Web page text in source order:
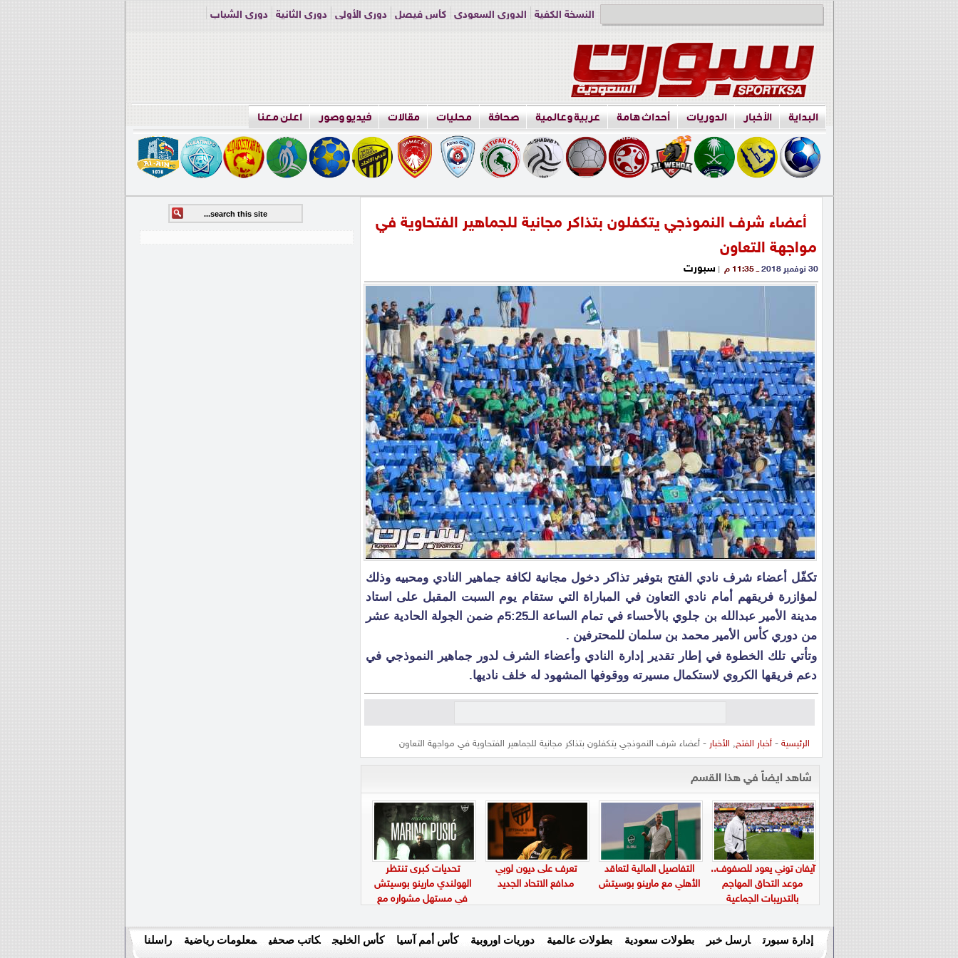
النسخة الكفية الدوري السعودي كأس فيصل دوري الأولى دوري الثانية
دوري الشباب
البداية الأخبار الدوريات أحداث هامة عربية وعالمية صحافة محليات مقالات فيديو وصور اعلن معنا
أعضاء شرف النموذجي يتكفلون بتذاكر مجانية للجماهير الفتحاوية في
مواجهة التعاون
30 نوفمبر 2018 ــ 11:35 م | سبورت
تكفّل أعضاء شرف نادي الفتح بتوفير تذاكر دخول مجانية لكافة جماهير النادي ومحبيه وذلك
لمؤازرة فريقهم أمام نادي التعاون في المباراة التي ستقام يوم السبت المقبل على استاد
مدينة الأمير عبدالله بن جلوي بالأحساء في تمام الساعة الـ5:25م ضمن الجولة الحادية عشر
من دوري كأس الأمير محمد بن سلمان للمحترفين .
وتأتي تلك الخطوة في إطار تقدير إدارة النادي وأعضاء الشرف لدور جماهير النموذجي في
دعم فريقها الكروي لاستكمال مسيرته ووقوفها المشهود له خلف ناديها.
الرئيسية -أخبار الفتح, الأخبار - أعضاء شرف النموذجي يتكفلون بتذاكر مجانية للجماهير الفتحاوية في مواجهة التعاون
شاهد ايضاً في هذا القسم
آيفان توني يعود للصفوف..
موعد التحاق المهاجم
بالتدريبات الجماعية
التفاصيل المالية لتعاقد
الأهلي مع مارينو بوسيتش
تعرف على ديون لوبي
مدافع الاتحاد الجديد
تحديات كبرى تنتظر
الهولندي مارينو بوسيتش
في مستهل مشواره مع
إدارة سبورت ارسل خبر بطولات سعودية بطولات عالمية دوريات اوروبية كأس أمم آسيا كأس الخليج كاتب صحفي معلومات رياضية راسلنا